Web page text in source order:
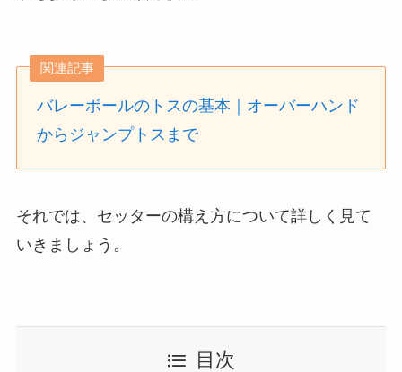
関連記事
バレーボールのトスの基本｜オーバーハンド
からジャンプトスまで
それでは、セッターの構え方について詳しく見て
いきましょう。
目次